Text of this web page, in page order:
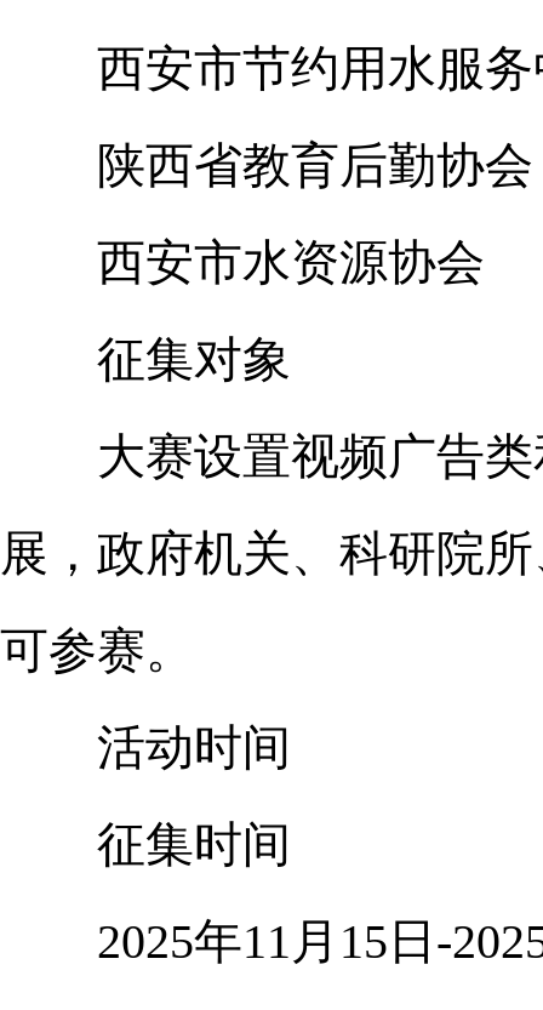
西安市节约用水服务
陕西省教育后勤协会
西安市水资源协会
征集对象
大赛设置视频广告类
展，政府机关、科研院
可参赛。
活动时间
征集时间
2025年11月15日-